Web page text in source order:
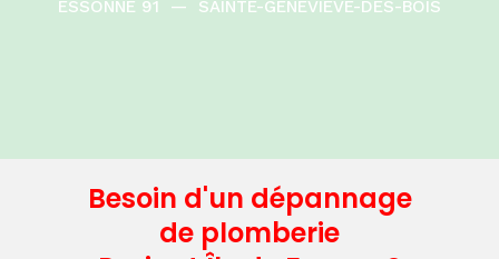
ESSONNE 91
— SAINTE-GENEVIÈVE-DES-BOIS
Besoin d'un dépannage
de plomberie